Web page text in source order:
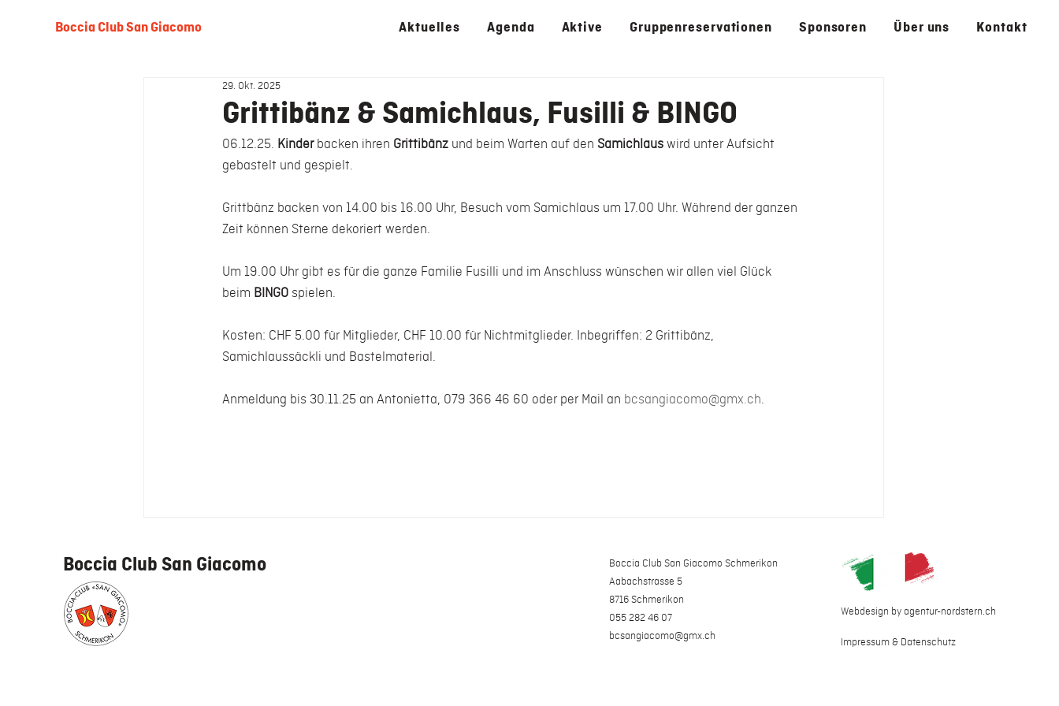
Boccia Club San Giacomo Aktuelles Agenda Aktive Gruppenreservationen Sponsoren Über uns Kontakt
Grittibänz & Samichlaus, Fusilli & BINGO
29. Okt. 2025
06.12.25. Kinder backen ihren Grittibänz und beim Warten auf den Samichlaus wird unter Aufsicht
gebastelt und gespielt.
Grittbänz backen von 14.00 bis 16.00 Uhr, Besuch vom Samichlaus um 17.00 Uhr. Während der ganzen
Zeit können Sterne dekoriert werden.
Um 19.00 Uhr gibt es für die ganze Familie Fusilli und im Anschluss wünschen wir allen viel Glück
beim BINGO spielen.
Kosten: CHF 5.00 für Mitglieder, CHF 10.00 für Nichtmitglieder. Inbegriffen: 2 Grittibänz,
Samichlaussäckli und Bastelmaterial.
Anmeldung bis 30.11.25 an Antonietta, 079 366 46 60 oder per Mail an bcsangiacomo@gmx.ch.
Boccia Club San Giacomo
Boccia Club San Giacomo Schmerikon
Aabachstrasse 5
8716 Schmerikon
055 282 46 07
bcsangiacomo@gmx.ch
Webdesign by agentur-nordstern.ch
Impressum & Datenschutz